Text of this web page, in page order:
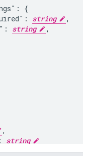
{
string
,
string
,
,
string